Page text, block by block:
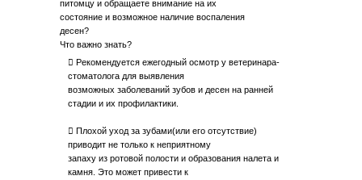
питомцу и обращаете внимание на их
состояние и возможное наличие воспаления
десен?
Что важно знать?
 Рекомендуется ежегодный осмотр у ветеринара-
стоматолога для выявления
возможных заболеваний зубов и десен на ранней
стадии и их профилактики.
 Плохой уход за зубами(или его отсутствие)
приводит не только к неприятному
запаху из ротовой полости и образования налета и
камня. Это может привести к